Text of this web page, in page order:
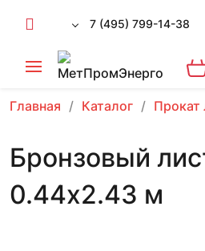
7 (495) 799-14-38
Главная Каталог Прокат
Бронзовый
0.44х2.43 м